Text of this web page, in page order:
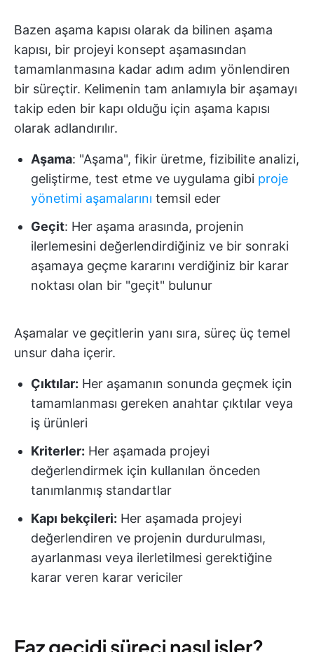
Bazen aşama kapısı olarak da bilinen aşama
kapısı, bir projeyi konsept aşamasından
tamamlanmasına kadar adım adım yönlendiren
bir süreçtir. Kelimenin tam anlamıyla bir aşamayı
takip eden bir kapı olduğu için aşama kapısı
olarak adlandırılır.
Aşama: "Aşama", fikir üretme, fizibilite analizi,
geliştirme, test etme ve uygulama gibi proje
yönetimi aşamalarını temsil eder
Geçit: Her aşama arasında, projenin
ilerlemesini değerlendirdiğiniz ve bir sonraki
aşamaya geçme kararını verdiğiniz bir karar
noktası olan bir "geçit" bulunur
Aşamalar ve geçitlerin yanı sıra, süreç üç temel
unsur daha içerir.
Çıktılar: Her aşamanın sonunda geçmek için
tamamlanması gereken anahtar çıktılar veya
iş ürünleri
Kriterler: Her aşamada projeyi
değerlendirmek için kullanılan önceden
tanımlanmış standartlar
Kapı bekçileri: Her aşamada projeyi
değerlendiren ve projenin durdurulması,
ayarlanması veya ilerletilmesi gerektiğine
karar veren karar vericiler
Faz geçidi süreci nasıl işler?